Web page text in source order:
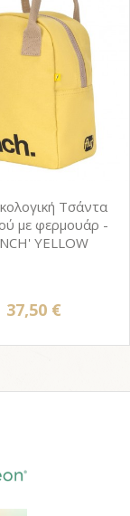
Τσάντα
με φερμουάρ -
YELLOW
37,50 €